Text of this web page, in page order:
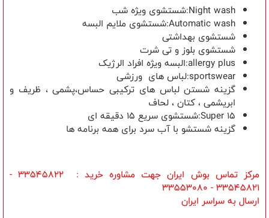
Night wash:شستشوی ویژه شب
Automatic wash:شستشوی ملایم البسه
شستشوی بهداشتی
شستشوی بلوز و تی شرت
allergy plus:البسه ویژه افراد الرژیک
sportswear:لباس های ورزشی
گزینه شستن لباس های ترکیبی حساس،پشمی ، ظریف و
ابریشمی ، کتان ، لحاف
Super 15:شستشوی سریع 15 دقیقه ای
گزینه شستشو با آب سرد برای همه برنامه ها
مرکز تماس بوش ایران جهت مشاوره خرید : 33545822 -
33545821 - 33553080
ارسال به سراسر ایران